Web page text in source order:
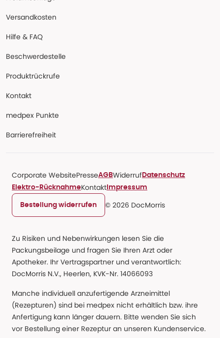
Versandkosten
Hilfe & FAQ
Beschwerdestelle
Produktrückrufe
Kontakt
medpex Punkte
Barrierefreiheit
Corporate WebsitePresseAGBWiderruf Datenschutz
Elektro-RücknahmeKontakt Impressum
Bestellung widerrufen © 2026 DocMorris
Zu Risiken und Nebenwirkungen lesen Sie die
Packungsbeilage und fragen Sie Ihren Arzt oder
Apotheker. Ihr Vertragspartner und verantwortlich:
DocMorris N.V., Heerlen, KVK-Nr. 14066093
Manche individuell anzufertigende Arzneimittel
(Rezepturen) sind bei medpex nicht erhältlich bzw. ihre
Anfertigung kann länger dauern. Bitte wenden Sie sich
vor Bestellung einer Rezeptur an unseren Kundenservice.